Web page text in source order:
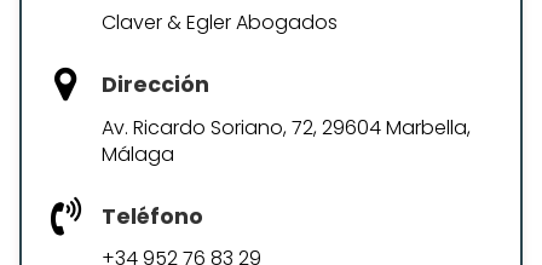
Claver & Egler Abogados
Dirección
Av. Ricardo Soriano, 72, 29604 Marbella,
Málaga
Teléfono
+34 952 76 83 29